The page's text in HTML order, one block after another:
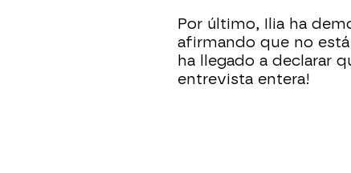
Por último, Ilia ha
afirmando que no
ha llegado a declarar
entrevista entera!